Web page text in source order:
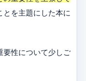
とを主題にした本に
要性について少しご